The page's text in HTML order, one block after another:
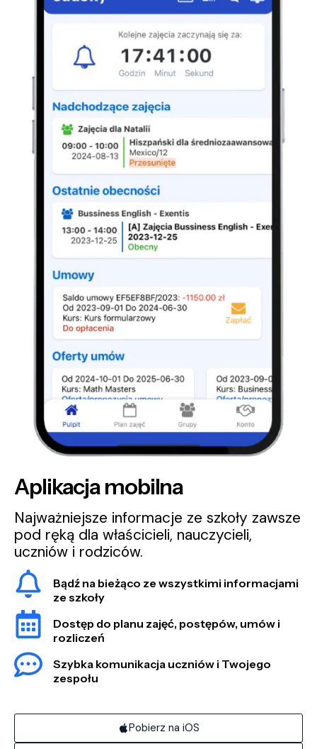
Aplikacja mobilna
Najważniejsze informacje ze szkoły zawsze
pod ręką dla właścicieli, nauczycieli,
uczniów i rodziców.
Bądź na bieżąco ze wszystkimi informacjami
ze szkoły
Dostęp do planu zajęć, postępów, umów i
rozliczeń
Szybka komunikacja uczniów i Twojego
zespołu
Pobierz na iOS